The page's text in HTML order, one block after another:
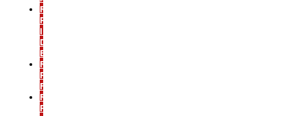
REFRIGERAÇÃO
PARA
INDÚSTRIA
DE
BEBIDAS
REFRIGERAÇÃO
PARA
FRIGORÍFICOS
REFRIGERAÇÃO
PARA